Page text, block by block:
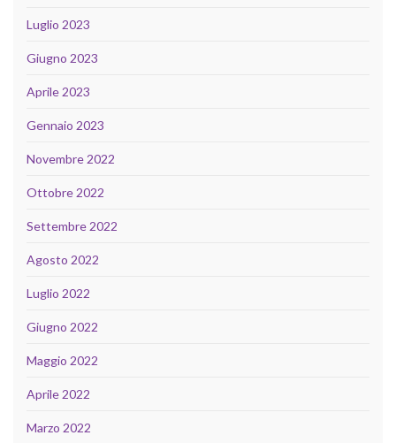
Luglio 2023
Giugno 2023
Aprile 2023
Gennaio 2023
Novembre 2022
Ottobre 2022
Settembre 2022
Agosto 2022
Luglio 2022
Giugno 2022
Maggio 2022
Aprile 2022
Marzo 2022